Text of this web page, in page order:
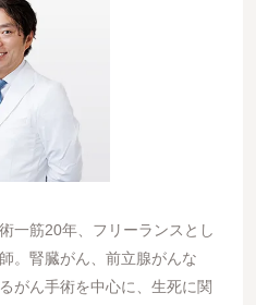
一筋20年、フリーランスとし
。腎臓がん、前立腺がんな
がん手術を中心に、生死に関